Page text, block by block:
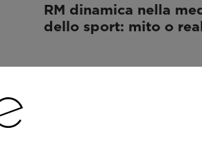
RM dinamica nella
dello sport: mito o